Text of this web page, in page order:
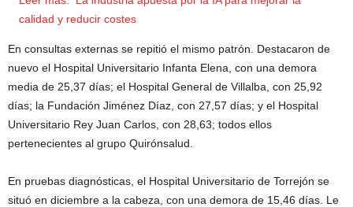
calidad y reducir costes
En consultas externas se repitió el mismo patrón. Destacaron de
nuevo el Hospital Universitario Infanta Elena, con una demora
media de 25,37 días; el Hospital General de Villalba, con 25,92
días; la Fundación Jiménez Díaz, con 27,57 días; y el Hospital
Universitario Rey Juan Carlos, con 28,63; todos ellos
pertenecientes al grupo Quirónsalud.
En pruebas diagnósticas, el Hospital Universitario de Torrejón se
situó en diciembre a la cabeza, con una demora de 15,46 días. Le